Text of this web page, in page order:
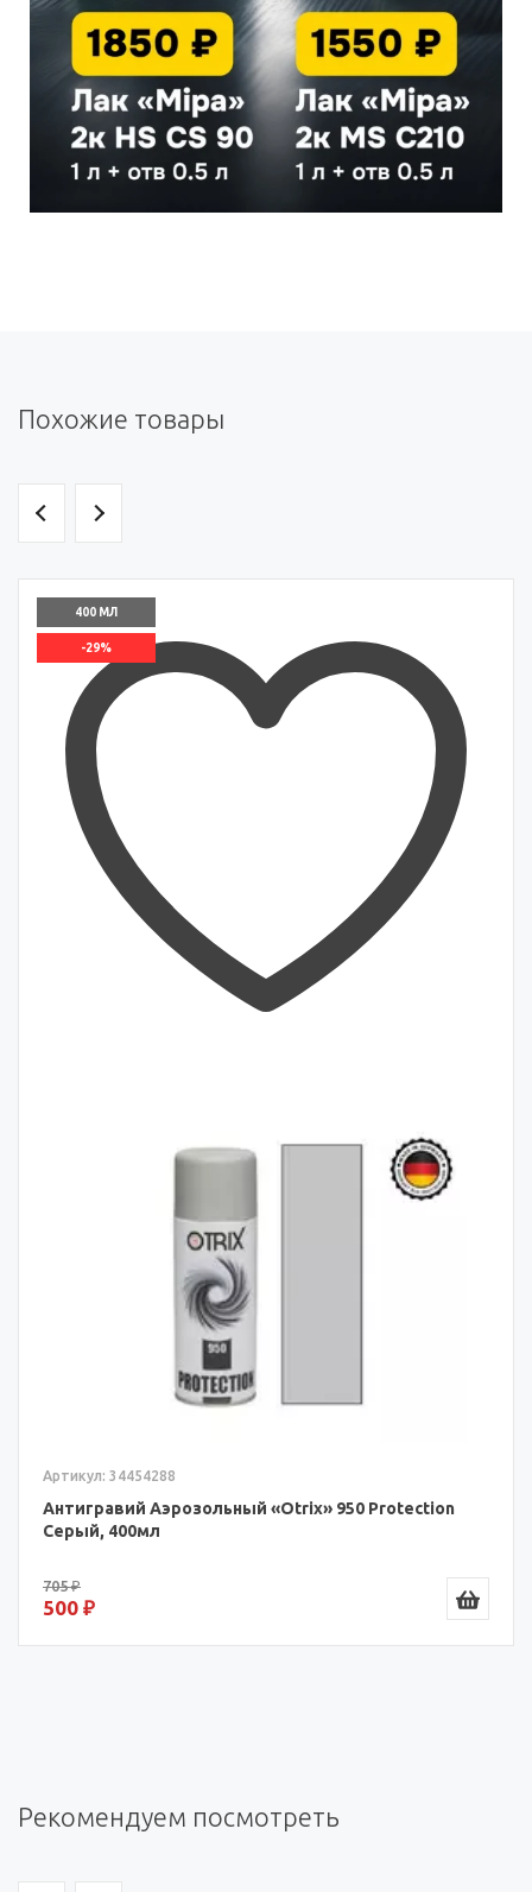
Похожие товары
400 МЛ
-29%
Артикул: 34454288
Антигравий Аэрозольный «Otrix» 950 Protection
Серый, 400мл
705 ₽
500 ₽
Рекомендуем посмотреть